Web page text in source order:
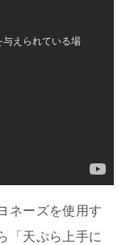
ネーズを使用す
「天ぷら上手に